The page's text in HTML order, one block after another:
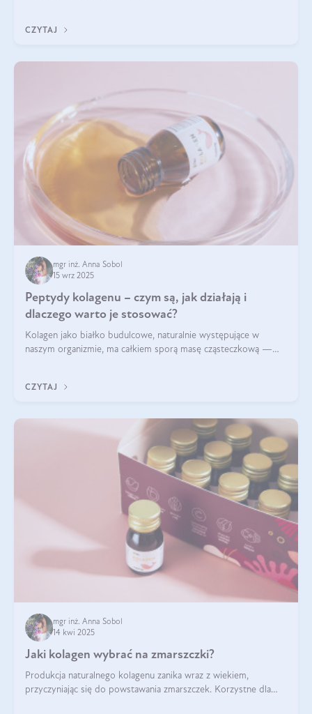
CZYTAJ
mgr inż. Anna Sobol
15 wrz 2025
Peptydy kolagenu – czym są, jak działają i
dlaczego warto je stosować?
Kolagen jako białko budulcowe, naturalnie występujące w
naszym organizmie, ma całkiem sporą masę cząsteczkową —
bardziej biodostępny
CZYTAJ
mgr inż. Anna Sobol
14 kwi 2025
Jaki kolagen wybrać na zmarszczki?
Produkcja naturalnego kolagenu zanika wraz z wiekiem,
przyczyniając się do powstawania zmarszczek. Korzystne dla